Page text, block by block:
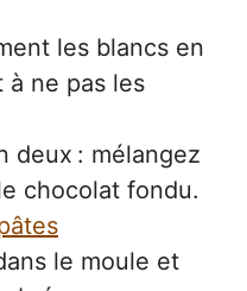
les blancs en
à ne pas les
deux : mélangez
chocolat fondu.
le moule et